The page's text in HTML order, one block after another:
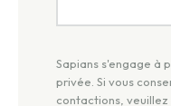
Sapians s'engage à
privée. Si vous
contactions, veuillez